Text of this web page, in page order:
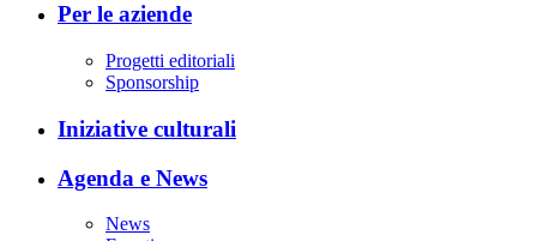
Per le aziende
Progetti editoriali
Sponsorship
Iniziative culturali
Agenda e News
News